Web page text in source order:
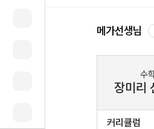
메가선생님
수
장미리
커리큘럼